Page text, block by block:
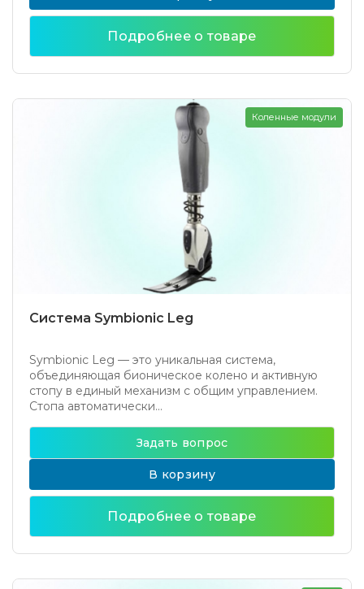
Подробнее о товаре
Система Symbionic Leg
Symbionic Leg — это уникальная система,
объединяющая бионическое колено и активную
стопу в единый механизм с общим управлением.
Стопа автоматически...
Коленные модули
Задать вопрос
В корзину
Подробнее о товаре